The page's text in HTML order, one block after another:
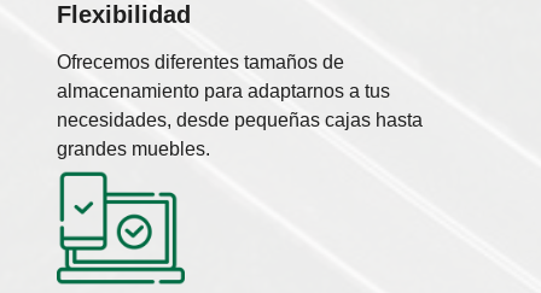
Flexibilidad
Ofrecemos diferentes tamaños de
almacenamiento para adaptarnos a tus
necesidades, desde pequeñas cajas hasta
grandes muebles.